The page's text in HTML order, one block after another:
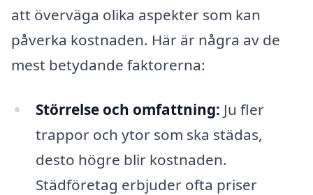
att överväga olika aspekter som kan
påverka kostnaden. Här är några av de
mest betydande faktorerna:
Störrelse och omfattning: Ju fler
trappor och ytor som ska städas,
desto högre blir kostnaden.
Städföretag erbjuder ofta priser